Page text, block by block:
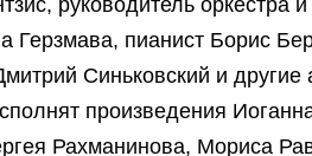
руководитель оркестра
Герзмава, пианист Борис
Синьковский и другие
произведения
Рахманинова, Мориса